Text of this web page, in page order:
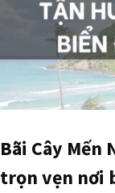
Bãi Cây Mến
trọn vẹn nơi